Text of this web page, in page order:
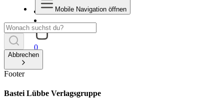
0
Mobile Navigation öffnen
Abbrechen
Footer
Bastei Lübbe Verlagsgruppe